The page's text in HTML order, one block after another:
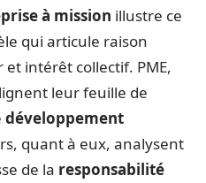
à mission illustre ce
qui articule raison
et intérêt collectif. PME,
leur feuille de
développement
quant à eux, analysent
de la responsabilité